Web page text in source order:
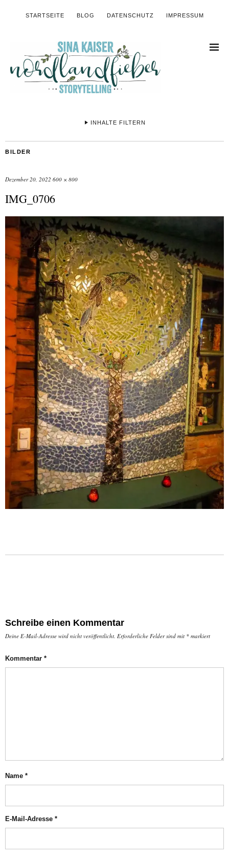
STARTSEITE BLOG DATENSCHUTZ IMPRESSUM
INHALTE FILTERN
BILDER
Dezember 20, 2022 600 × 800
IMG_0706
Schreibe einen Kommentar
Deine E-Mail-Adresse wird nicht veröffentlicht. Erforderliche Felder sind mit * markiert
Kommentar *
Name *
E-Mail-Adresse *